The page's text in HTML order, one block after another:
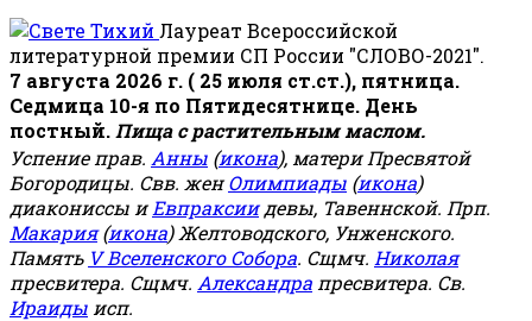
Лауреат Всероссийской
литературной премии СП России "СЛОВО-2021".
7 августа 2026 г. ( 25 июля ст.ст.), пятница.
Седмица 10-я по Пятидесятнице. День
постный. Пища с растительным маслом.
Успение прав. Анны (икона), матери Пресвятой
Богородицы. Свв. женОлимпиады (икона)
диакониссы иЕвпраксиидевы, Тавеннской. Прп.
Макария(икона) Желтоводского, Унженского.
Память V Вселенского Собора. Сщмч. Николая
пресвитера. Сщмч. Александра пресвитера. Св.
Ираиды исп.